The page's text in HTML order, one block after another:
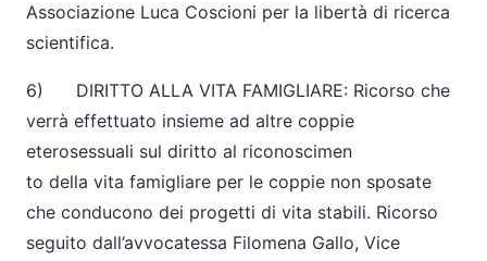
Associazione Luca Coscioni per la libertà di ricerca
scientifica.
6) DIRITTO ALLA VITA FAMIGLIARE: Ricorso che
verrà effettuato insieme ad altre coppie
eterosessuali sul diritto al riconoscimen
to della vita famigliare per le coppie non sposate
che conducono dei progetti di vita stabili. Ricorso
seguito dall’avvocatessa Filomena Gallo, Vice